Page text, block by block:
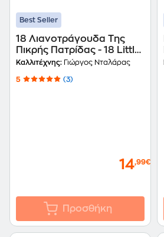
Best Seller
18 Λιανοτράγουδα Της
Πικρής Πατρίδας - 18 Little
Songs For The Bitter
Καλλιτέχνης: Γιώργος Νταλάρας
5 (3)
14,99€
Προσθήκη